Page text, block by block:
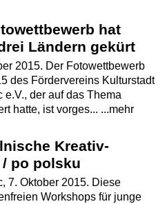
hat
Ländern gekürt
2015. Der Fotowettbewerb
des Fördervereins Kulturstadt
e.V., der auf das Thema
hatte, ist vorges... ...mehr
Kreativ-
po polsku
7. Oktober 2015. Diese
Workshops für junge